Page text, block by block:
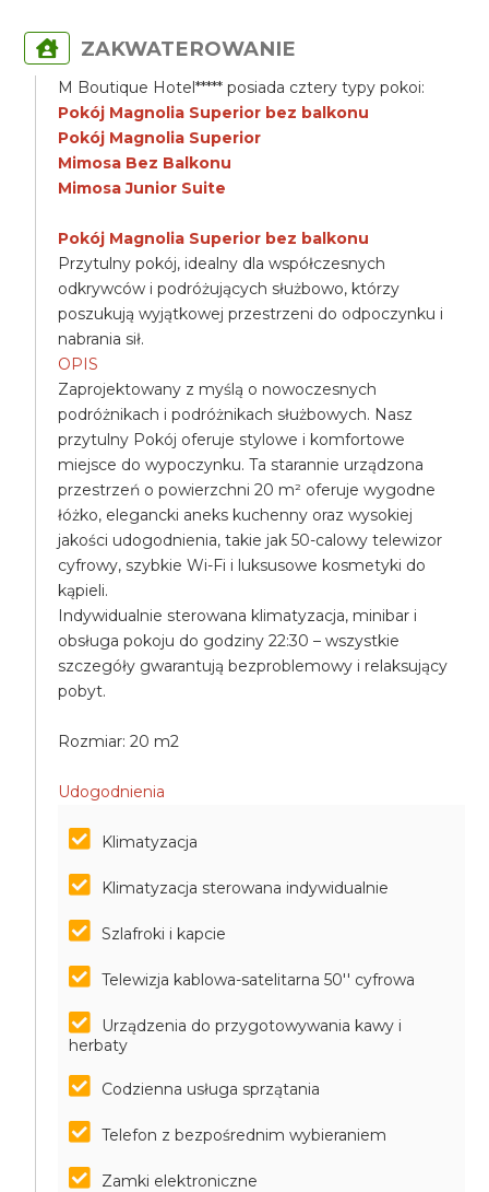
ZAKWATEROWANIE
M Boutique Hotel***** posiada cztery typy pokoi:
Pokój Magnolia Superior bez balkonu
Pokój Magnolia Superior
Mimosa Bez Balkonu
Mimosa Junior Suite
Pokój Magnolia Superior bez balkonu
Przytulny pokój, idealny dla współczesnych
odkrywców i podróżujących służbowo, którzy
poszukują wyjątkowej przestrzeni do odpoczynku i
nabrania sił.
OPIS
Zaprojektowany z myślą o nowoczesnych
podróżnikach i podróżnikach służbowych. Nasz
przytulny Pokój oferuje stylowe i komfortowe
miejsce do wypoczynku. Ta starannie urządzona
przestrzeń o powierzchni 20 m² oferuje wygodne
łóżko, elegancki aneks kuchenny oraz wysokiej
jakości udogodnienia, takie jak 50-calowy telewizor
cyfrowy, szybkie Wi-Fi i luksusowe kosmetyki do
kąpieli.
Indywidualnie sterowana klimatyzacja, minibar i
obsługa pokoju do godziny 22:30 – wszystkie
szczegóły gwarantują bezproblemowy i relaksujący
pobyt.
Rozmiar: 20 m2
Udogodnienia
Klimatyzacja
Klimatyzacja sterowana indywidualnie
Szlafroki i kapcie
Telewizja kablowa-satelitarna 50'' cyfrowa
Urządzenia do przygotowywania kawy i
herbaty
Codzienna usługa sprzątania
Telefon z bezpośrednim wybieraniem
Zamki elektroniczne